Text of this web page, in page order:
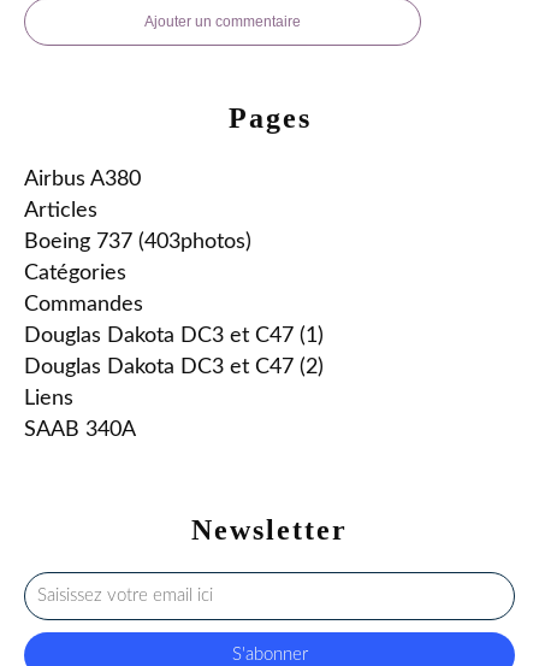
Ajouter un commentaire
Newsletter
Pages
Airbus A380
Articles
Boeing 737 (403photos)
Catégories
Commandes
Douglas Dakota DC3 et C47 (1)
Douglas Dakota DC3 et C47 (2)
Liens
SAAB 340A